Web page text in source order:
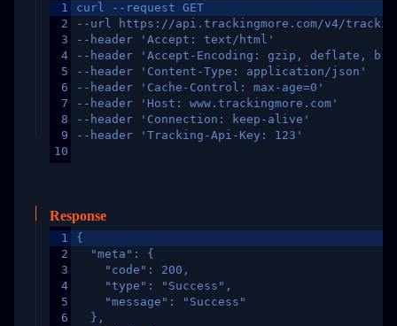
1
2
3
4
5
6
7
8
9
10
curl --request GET
--url https://api.trackingmore.com/v4/trackings/
--header 'Accept: text/html'
--header 'Accept-Encoding: gzip, deflate,
--header 'Content-Type: application/json'
--header 'Cache-Control: max-age=0'
--header 'Host: www.trackingmore.com'
--header 'Connection: keep-alive'
--header 'Tracking-Api-Key: 123'
Response
1
2
3
4
5
6
{
  "meta": {
    "code": 200,
    "type": "Success",
    "message": "Success"
  },